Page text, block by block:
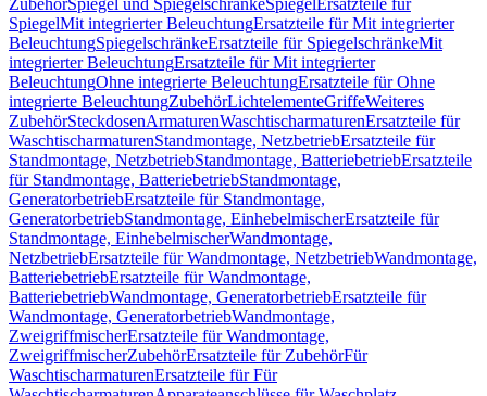
ZubehörSpiegel und SpiegelschränkeSpiegel Ersatzteile für
SpiegelMit integrierter BeleuchtungErsatzteile für Mit integrierter
BeleuchtungSpiegelschränkeErsatzteile für SpiegelschränkeMit
integrierter BeleuchtungErsatzteile für Mit integrierter
BeleuchtungOhne integrierte BeleuchtungErsatzteile für Ohne
integrierte BeleuchtungZubehörLichtelementeGriffeWeiteres
ZubehörSteckdosenArmaturenWaschtischarmaturenErsatzteile für
WaschtischarmaturenStandmontage, NetzbetriebErsatzteile für
Standmontage, NetzbetriebStandmontage, BatteriebetriebErsatzteile
für Standmontage, BatteriebetriebStandmontage,
GeneratorbetriebErsatzteile für Standmontage,
GeneratorbetriebStandmontage, EinhebelmischerErsatzteile für
Standmontage, EinhebelmischerWandmontage,
NetzbetriebErsatzteile für Wandmontage, NetzbetriebWandmontage,
BatteriebetriebErsatzteile für Wandmontage,
BatteriebetriebWandmontage, GeneratorbetriebErsatzteile für
Wandmontage, GeneratorbetriebWandmontage,
ZweigriffmischerErsatzteile für Wandmontage,
ZweigriffmischerZubehörErsatzteile für ZubehörFür
WaschtischarmaturenErsatzteile für Für